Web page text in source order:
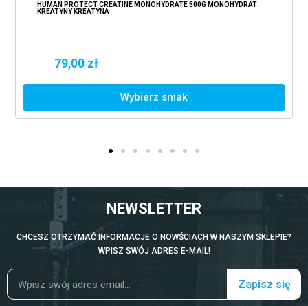
HUMAN PROTECT CREATINE MONOHYDRATE 500G MONOHYDRAT
KREATYNY KREATYNA
79,00 zł
Wybierz smak
NEWSLETTER
CHCESZ OTRZYMAĆ INFORMACJE O NOWŚCIACH W NASZYM SKLEPIE?
WPISZ SWÓJ ADRES E-MAIL!
Zapisz się